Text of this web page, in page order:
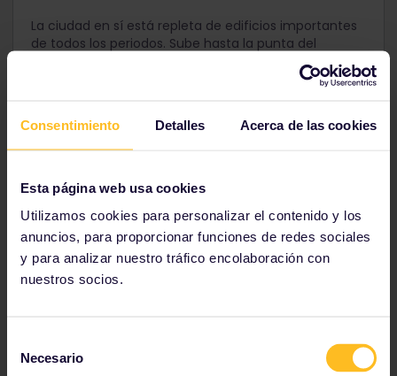
Consentimiento Detalles Acerca de las cookies
Esta página web usa cookies
Utilizamos cookies para personalizar el contenido y los
anuncios, para proporcionar funciones de redes sociales
y para analizar nuestro tráfico encolaboración con
nuestros socios.
Necesario
La ciudad en sí está repleta de edificios importantes
de todos los periodos. Sube hasta la punta del
(Cathédrale
Saint-André) para disfrutar de una vista espectacular
ver una gran colección de obras maestras de
pintores europeos famosos.
Visita el Mercado de los Capuchinos (Marché
des Capucins) un sábado por la mañana
para comer ostras frescas acompañadas de
vino blanco.